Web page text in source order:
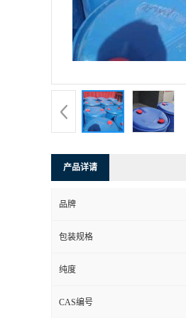
产品详请
品牌
包装规格
纯度
CAS编号